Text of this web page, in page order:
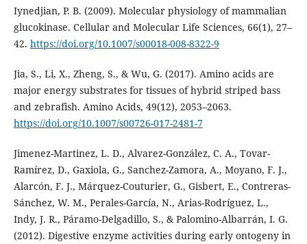
Iynedjian, P. B. (2009). Molecular physiology of mammalian
glucokinase. Cellular and Molecular Life Sciences, 66(1), 27–
42. https://doi.org/10.1007/s00018-008-8322-9
Jia, S., Li, X., Zheng, S., & Wu, G. (2017). Amino acids are
major energy substrates for tissues of hybrid striped bass
and zebrafish. Amino Acids, 49(12), 2053–2063.
https://doi.org/10.1007/s00726-017-2481-7
Jimenez-Martinez, L. D., Alvarez-González, C. A., Tovar-
Ramírez, D., Gaxiola, G., Sanchez-Zamora, A., Moyano, F. J.,
Alarcón, F. J., Márquez-Couturier, G., Gisbert, E., Contreras-
Sánchez, W. M., Perales-García, N., Arias-Rodríguez, L.,
Indy, J. R., Páramo-Delgadillo, S., & Palomino-Albarrán, I. G.
(2012). Digestive enzyme activities during early ontogeny in